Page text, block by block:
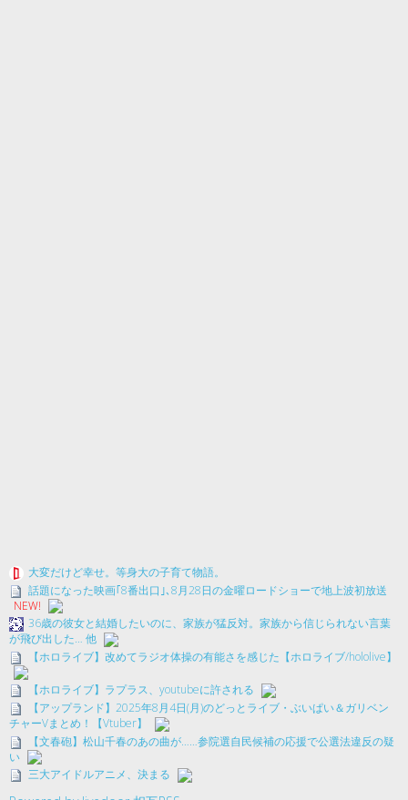
大変だけど幸せ。等身大の子育て物語。
話題になった映画｢8番出口｣､8月28日の金曜ロードショーで地上波初放送
NEW!
36歳の彼女と結婚したいのに、家族が猛反対。家族から信じられない言葉
が飛び出した… 他
【ホロライブ】改めてラジオ体操の有能さを感じた【ホロライブ/hololive】
【ホロライブ】ラプラス、youtubeに許される
【アップランド】2025年8月4日(月)のどっとライブ・ぶいぱい＆ガリベン
チャーVまとめ！【Vtuber】
【文春砲】松山千春のあの曲が……参院選自民候補の応援で公選法違反の疑
い
三大アイドルアニメ、決まる